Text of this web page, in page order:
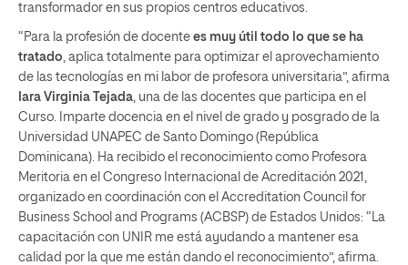
transformador en sus propios centros educativos.
“Para la profesión de docente es muy útil todo lo que se ha
tratado , aplica totalmente para optimizar el aprovechamiento
de las tecnologías en mi labor de profesora universitaria”, afirma
Iara Virginia Tejada , una de las docentes que participa en el
Curso. Imparte docencia en el nivel de grado y posgrado de la
Universidad UNAPEC de Santo Domingo (República
Dominicana). Ha recibido el reconocimiento como Profesora
Meritoria en el Congreso Internacional de Acreditación 2021,
organizado en coordinación con el Accreditation Council for
Business School and Programs (ACBSP) de Estados Unidos: “La
capacitación con UNIR me está ayudando a mantener esa
calidad por la que me están dando el reconocimiento”, afirma.